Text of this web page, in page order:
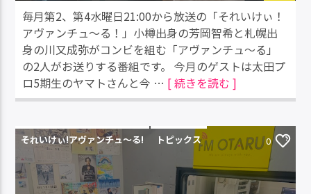
毎月第2、第4水曜日21:00から放送の「それいけぃ！
アヴァンチュ～る！」小樽出身の芳岡智希と札幌出
身の川又成弥がコンビを組む「アヴァンチュ～る」
の2人がお送りする番組です。 今月のゲストは太田プ
ロ5期生のヤマトさんと今 … [ 続きを読む ]
それいけぃ!アヴァンチュ〜る! トピックス 0